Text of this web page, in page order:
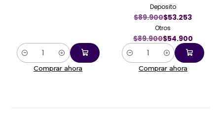
Cantidad
Comprar ahora
Deposito
$89.900$53.253
Otros
$89.900$54.900
Cantidad
Comprar ahora